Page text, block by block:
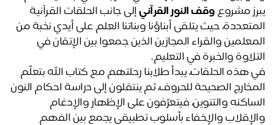
مشروع وقف النور القرآني
إلى جانب الحلقات القرآنية
والخبرة في التعليم.
في هذه الحلقات، يبدأ طلابنا رحلتهم مع كتاب الله بتعلّم
المخارج الصحيحة للحروف، ثم ينتقلون إلى دراسة احكام النون
الساكنه والتنوين، فيتعرّفون على الإظهار والإدغام
والإقلاب والإخفاء بأسلوب تطبيقي يجمع بين الفهم